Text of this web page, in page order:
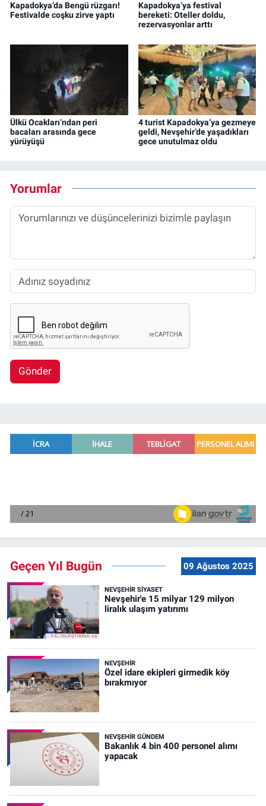
Kapadokya’da Bengü rüzgarı!
Festivalde coşku zirve yaptı
Kapadokya’ya festival
bereketi: Oteller doldu,
rezervasyonlar arttı
Ülkü Ocakları’ndan peri
bacaları arasında gece
yürüyüşü
4 turist Kapadokya’ya gezmeye
geldi, Nevşehir’de yaşadıkları
gece unutulmaz oldu
Yorumlar
Gönder
Geçen Yıl Bugün 09 Ağustos 2025
NEVŞEHIR SIYASET
Nevşehir'e 15 milyar 129 milyon
liralık ulaşım yatırımı
NEVŞEHIR
Özel idare ekipleri girmedik köy
bırakmıyor
NEVŞEHIR GÜNDEM
Bakanlık 4 bin 400 personel alımı
yapacak